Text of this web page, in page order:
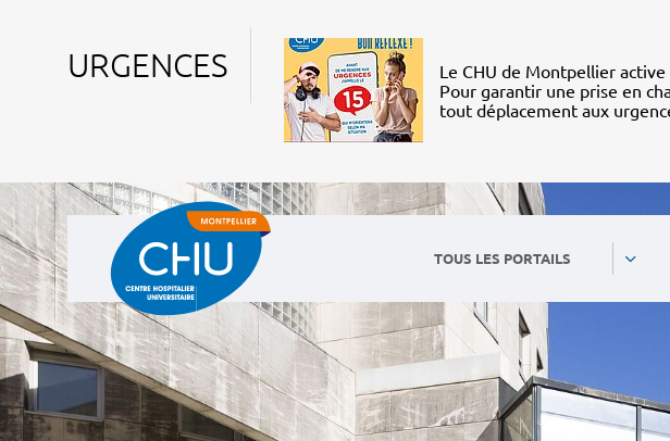
URGENCES
Le CHU de Montpellier
Pour garantir une prise en
tout déplacement aux
TOUS LES PORTAILS